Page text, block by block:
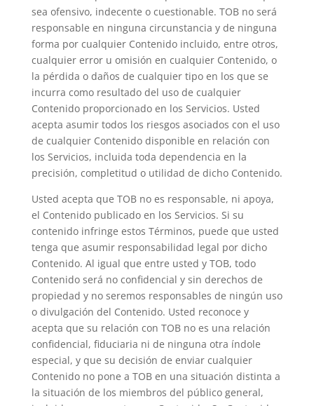
sea ofensivo, indecente o cuestionable. TOB no será
responsable en ninguna circunstancia y de ninguna
forma por cualquier Contenido incluido, entre otros,
cualquier error u omisión en cualquier Contenido, o
la pérdida o daños de cualquier tipo en los que se
incurra como resultado del uso de cualquier
Contenido proporcionado en los Servicios. Usted
acepta asumir todos los riesgos asociados con el uso
de cualquier Contenido disponible en relación con
los Servicios, incluida toda dependencia en la
precisión, completitud o utilidad de dicho Contenido.
Usted acepta que TOB no es responsable, ni apoya,
el Contenido publicado en los Servicios. Si su
contenido infringe estos Términos, puede que usted
tenga que asumir responsabilidad legal por dicho
Contenido. Al igual que entre usted y TOB, todo
Contenido será no confidencial y sin derechos de
propiedad y no seremos responsables de ningún uso
o divulgación del Contenido. Usted reconoce y
acepta que su relación con TOB no es una relación
confidencial, fiduciaria ni de ninguna otra índole
especial, y que su decisión de enviar cualquier
Contenido no pone a TOB en una situación distinta a
la situación de los miembros del público general,